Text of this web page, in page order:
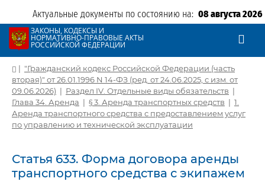
Актуальные документы по состоянию на: 08 августа 2026
ЗАКОНЫ, КОДЕКСЫ И
НОРМАТИВНО-ПРАВОВЫЕ АКТЫ
РОССИЙСКОЙ ФЕДЕРАЦИИ
| "Гражданский кодекс Российской Федерации (часть
вторая)" от 26.01.1996 N 14-ФЗ (ред. от 24.06.2025, с изм. от
09.06.2026) | Раздел IV. Отдельные виды обязательств |
Глава 34. Аренда | § 3. Аренда транспортных средств | 1.
Аренда транспортного средства с предоставлением услуг
по управлению и технической эксплуатации
Статья 633. Форма договора аренды
транспортного средства с экипажем